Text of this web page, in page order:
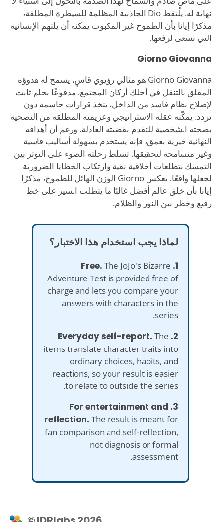
نهاية له. يلتقط Dio الجاذبية المظلمة للسيطرة المطلقة،
مذكرًا إيانا بأن الطموح غير المكبوت يمكنه أن يلتهم الإنسانية
التي نسعى لرفعها.
Giorno Giovanna
Giorno Giovanna هو مثالي رؤيوي قاسٍ، يسمح له هدوؤه
المقلق بالتنقل في أحلك أركان المجتمع. مدفوعًا بحلم ثابت
لإصلاح نظام فاسد من الداخل، يتخذ قرارات حاسمة دون
تردد. يمكّنه عقله الاستراتيجي وعزيمته المطلقة من التضحية
بصحته الشخصية للتقدم بقضيته العادلة. ورغم أن أهدافه
النهائية خيرية بعمق، فإنه يستخدم بسهولة أساليب قاسية
وغير متسامحة لتحقيقها. تسلط رحلته الضوء على التوتر بين
التمسك بتطلعات أخلاقية نقية وارتكاب الخطايا الضرورية
لجعلها واقعًا. يعكس Giorno الوزن الهائل للطموح، مذكرًا
إيانا بأن خلق عالم أفضل غالبًا ما يتطلب السير على خط
رفيع وخطر بين النور والظلام.
لماذا يجب استخدام هذا الاختبار؟
1. Free.
The JoJo's Bizarre
Adventure Test is provided free of
charge and lets you compare your
answers with characters in the
series.
2. Everyday self-report.
The
items translate character traits into
ordinary choices, habits, and
reactions, so your result is easier
to relate to outside the series.
3. For entertainment and
reflection. The result is meant for
fan comparison and self-reflection,
not diagnosis or formal
assessment.